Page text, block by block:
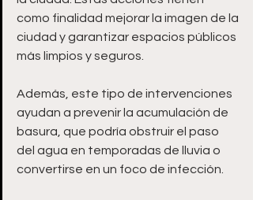
como finalidad mejorar la imagen de la
ciudad y garantizar espacios públicos
más limpios y seguros.
Además, este tipo de intervenciones
ayudan a prevenir la acumulación de
basura, que podría obstruir el paso
del agua en temporadas de lluvia o
convertirse en un foco de infección.